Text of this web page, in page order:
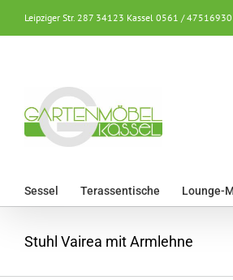
Leipziger Str. 287 34123 Kassel 0561 / 47516930
Sessel Terassentische Lounge-
Stuhl Vairea mit Armlehne